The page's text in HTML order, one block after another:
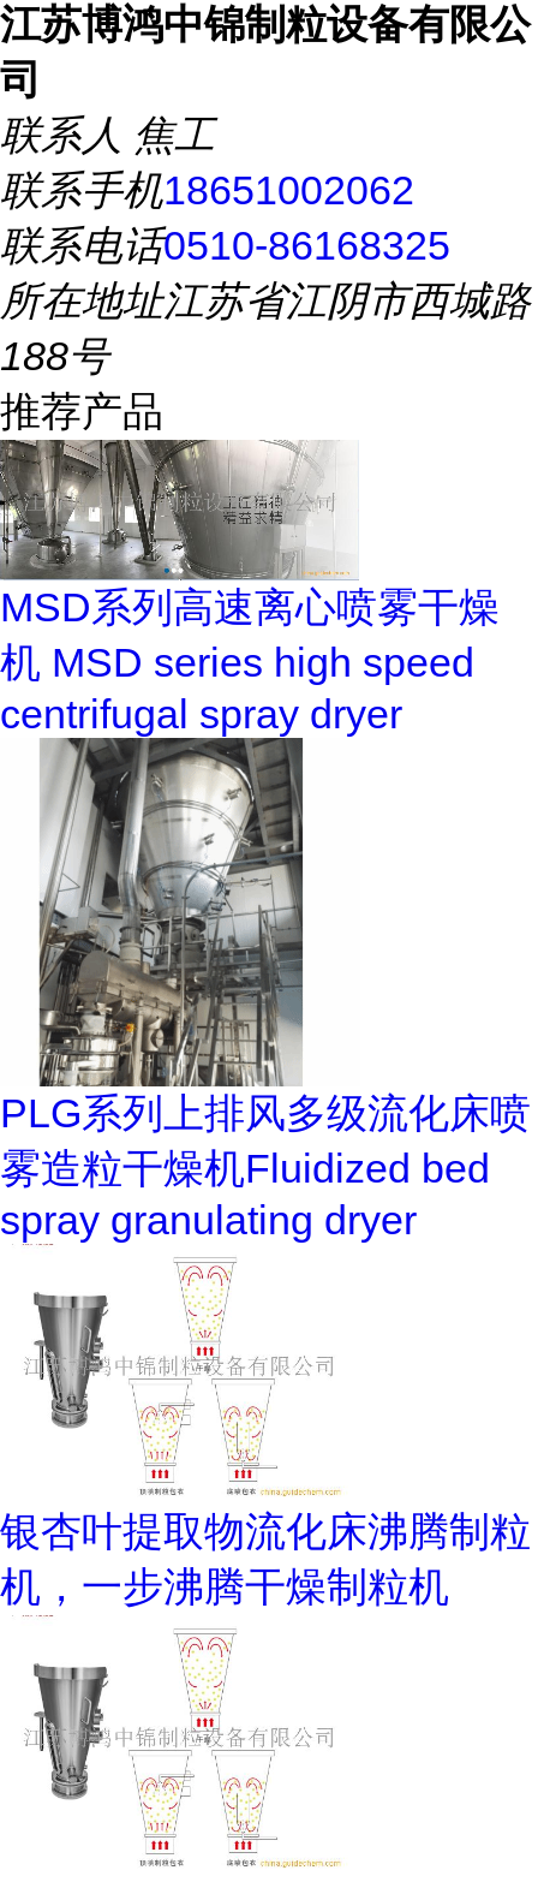
江苏博鸿中锦制粒设备有限公
司
联系人 焦工
联系手机18651002062
联系电话0510-86168325
所在地址江苏省江阴市西城路
188号
推荐产品
MSD系列高速离心喷雾干燥
机 MSD series high speed
centrifugal spray dryer
PLG系列上排风多级流化床喷
雾造粒干燥机Fluidized bed
spray granulating dryer
银杏叶提取物流化床沸腾制粒
机，一步沸腾干燥制粒机